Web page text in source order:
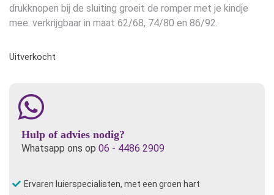
drukknopen bij de sluiting groeit de romper met je kindje
mee. verkrijgbaar in maat 62/68, 74/80 en 86/92.
Uitverkocht
Hulp of advies nodig?
Whatsapp ons op 06 - 4486 2909
Ervaren luierspecialisten, met een groen hart